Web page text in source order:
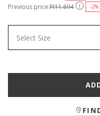
Previous price:Ft11.694 -2%
Select Size